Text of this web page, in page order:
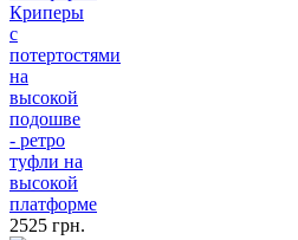
Криперы
с
потертостями
на
высокой
подошве
- ретро
туфли на
высокой
платформе
2525 грн.